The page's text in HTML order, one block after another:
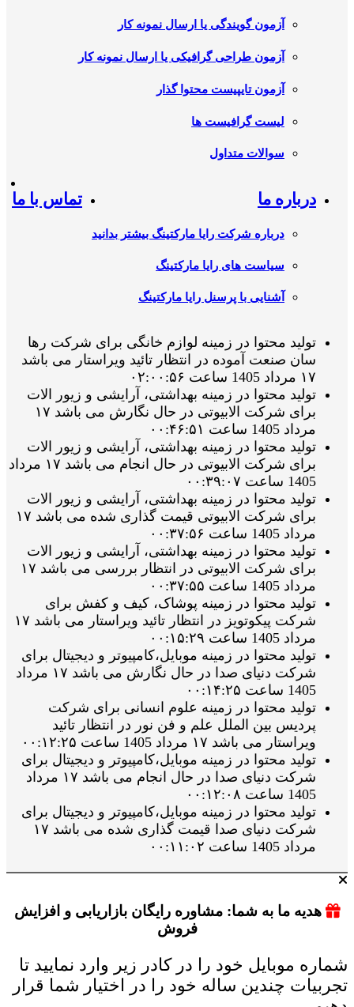
آزمون گویندگی یا ارسال نمونه کار
آزمون طراحی گرافیکی یا ارسال نمونه کار
آزمون تایپیست محتوا گذار
لیست گرافیست ها
سوالات متداول
درباره ما
درباره شرکت رایا مارکتینگ بیشتر بدانید
سیاست های رایا مارکتینگ
آشنایی با پرسنل رایا مارکتینگ
تماس با ما
تولید محتوا در زمینه لوازم خانگی برای شرکت رها
سان صنعت آموده در انتظار تائید ویراستار می باشد
۱۷ مرداد 1405 ساعت ۰۲:۰۰:۵۶
تولید محتوا در زمینه بهداشتی، آرایشی و زیور الات
برای شرکت الابیوتی در حال نگارش می باشد ۱۷
مرداد 1405 ساعت ۰۰:۴۶:۵۱
تولید محتوا در زمینه بهداشتی، آرایشی و زیور الات
برای شرکت الابیوتی در حال انجام می باشد ۱۷ مرداد
1405 ساعت ۰۰:۳۹:۰۷
تولید محتوا در زمینه بهداشتی، آرایشی و زیور الات
برای شرکت الابیوتی قیمت گذاری شده می باشد ۱۷
مرداد 1405 ساعت ۰۰:۳۷:۵۶
تولید محتوا در زمینه بهداشتی، آرایشی و زیور الات
برای شرکت الابیوتی در انتظار بررسی می باشد ۱۷
مرداد 1405 ساعت ۰۰:۳۷:۵۵
تولید محتوا در زمینه پوشاک، کیف و کفش برای
شرکت پیکوتویز در انتظار تائید ویراستار می باشد ۱۷
مرداد 1405 ساعت ۰۰:۱۵:۲۹
تولید محتوا در زمینه موبایل،کامپیوتر و دیجیتال برای
شرکت دنیای صدا در حال نگارش می باشد ۱۷ مرداد
1405 ساعت ۰۰:۱۴:۲۵
تولید محتوا در زمینه علوم انسانی برای شرکت
پردیس بین الملل علم و فن نور در انتظار تائید
ویراستار می باشد ۱۷ مرداد 1405 ساعت ۰۰:۱۲:۲۵
تولید محتوا در زمینه موبایل،کامپیوتر و دیجیتال برای
شرکت دنیای صدا در حال انجام می باشد ۱۷ مرداد
1405 ساعت ۰۰:۱۲:۰۸
تولید محتوا در زمینه موبایل،کامپیوتر و دیجیتال برای
شرکت دنیای صدا قیمت گذاری شده می باشد ۱۷
مرداد 1405 ساعت ۰۰:۱۱:۰۲
هدیه ما به شما: مشاوره رایگان بازاریابی و افزایش
فروش
شماره موبایل خود را در کادر زیر وارد نمایید تا
تجربیات چندین ساله خود را در اختیار شما قرار